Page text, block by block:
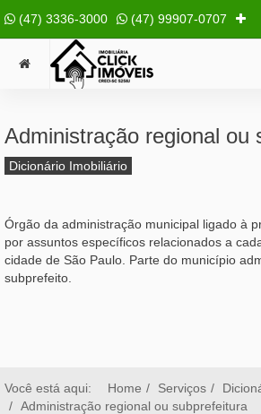
(47) 3336-3000 (47) 99907-0707
Administração regional ou
Dicionário Imobiliário
Órgão da administração municipal ligado à
por assuntos específicos relacionados a
cidade de São Paulo. Parte do município
subprefeito.
Você está aqui: Home Serviços
Administração regional ou subprefeitura